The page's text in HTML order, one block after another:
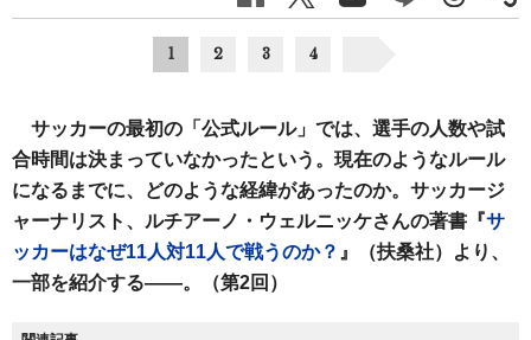
1 2 3 4
サッカーの最初の「公式ルール」では、選手の人数や試
合時間は決まっていなかったという。現在のようなルール
になるまでに、どのような経緯があったのか。サッカージ
ャーナリスト、ルチアーノ・ウェルニッケさんの著書『サ
ッカーはなぜ11人対11人で戦うのか？ 』（扶桑社）より、
一部を紹介する――。（第2回）